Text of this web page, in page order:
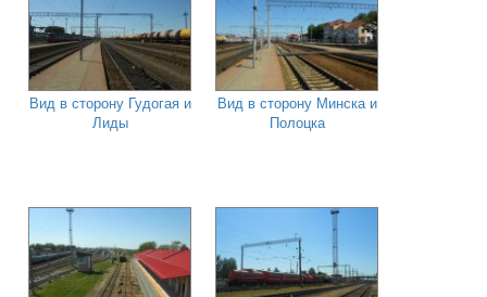
Вид в сторону Гудогая и
Лиды
Вид в сторону Минска и
Полоцка